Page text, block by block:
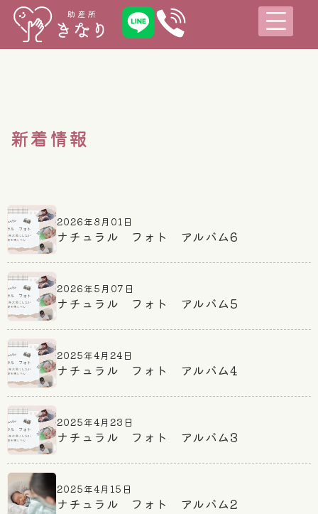
新着情報
2026年8月01日
ナチュラル フォト アルバム6
2026年5月07日
ナチュラル フォト アルバム5
2025年4月24日
ナチュラル フォト アルバム4
2025年4月23日
ナチュラル フォト アルバム3
2025年4月15日
ナチュラル フォト アルバム2